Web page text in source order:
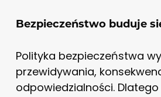
Bezpieczeństwo buduje
Polityka bezpieczeństwa
przewidywania,
odpowiedzialności. Dlatego